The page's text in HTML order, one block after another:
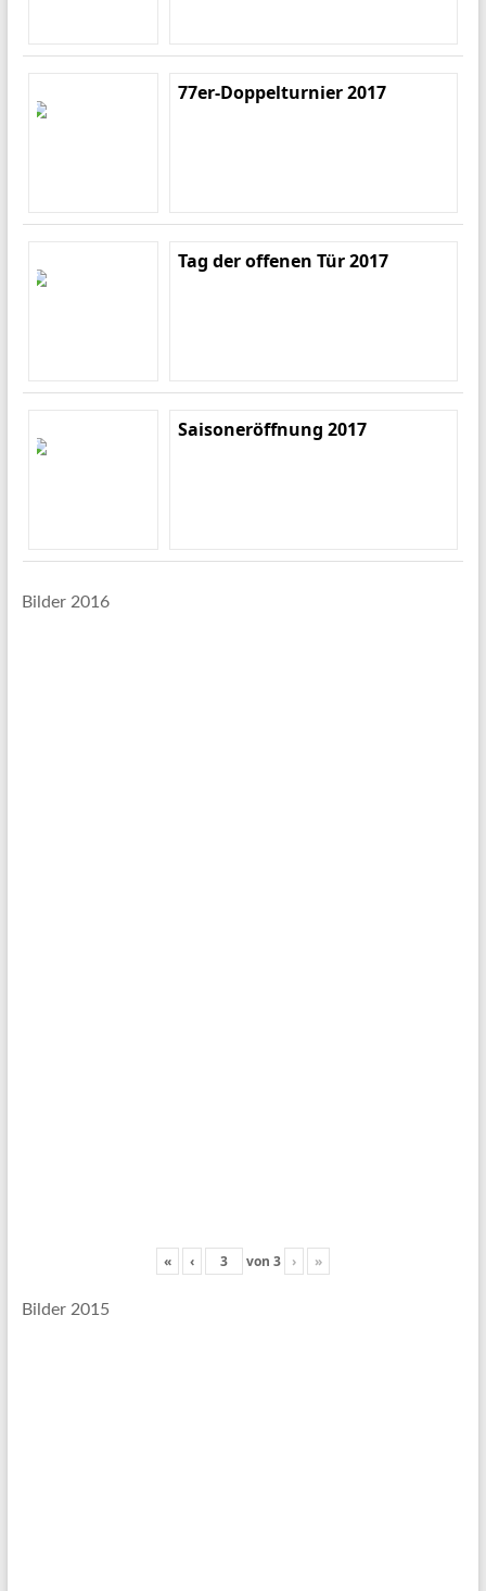
77er-Doppelturnier 2017
Tag der offenen Tür 2017
Saisoneröffnung 2017
Bilder 2016
« ‹ von 3 › »
Bilder 2015